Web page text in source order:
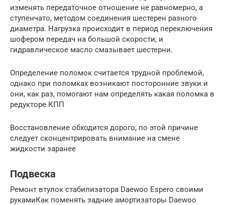
изменять передаточное отношение не равномерно, а
ступенчато, методом соединения шестерен разного
диаметра. Нагрузка происходит в период переключения
шофером передач на большой скорости, и
гидравлическое масло смазывает шестерни.
Определение поломок считается трудной проблемой,
однако при поломках возникают посторонние звуки и
они, как раз, помогают нам определять какая поломка в
редукторе КПП
Восстановление обходится дорого, по этой причине
следует сконцентрировать внимание на смене
жидкости заранее
Подвеска
Ремонт втулок стабилизатора Daewoo Espero своими
рукамиКак поменять задние амортизаторы Daewoo